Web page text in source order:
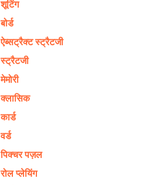
शूटिंग
बोर्ड
ऐब्सट्रैक्ट स्ट्रैटजी
स्ट्रैटजी
मेमोरी
क्लासिक
कार्ड
वर्ड
पिक्चर पज़ल
रोल प्ले‍यिंग